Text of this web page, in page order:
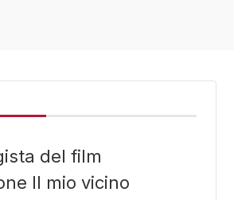
del film
Il mio vicino